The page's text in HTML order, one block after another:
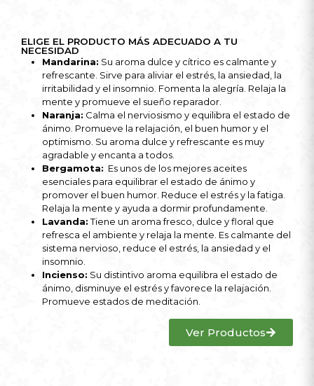
ELIGE EL PRODUCTO MÁS ADECUADO A TU
NECESIDAD
Mandarina: Su aroma dulce y cítrico es calmante y
refrescante. Sirve para aliviar el estrés, la ansiedad, la
irritabilidad y el insomnio. Fomenta la alegría. Relaja la
mente y promueve el sueño reparador.
Naranja: Calma el nerviosismo y equilibra el estado de
ánimo. Promueve la relajación, el buen humor y el
optimismo. Su aroma dulce y refrescante es muy
agradable y encanta a todos.
Bergamota: Es unos de los mejores aceites
esenciales para equilibrar el estado de ánimo y
promover el buen humor. Reduce el estrés y la fatiga.
Relaja la mente y ayuda a dormir profundamente.
Lavanda:Tiene un aroma fresco, dulce y floral que
refresca el ambiente y relaja la mente. Es calmante del
sistema nervioso, reduce el estrés, la ansiedad y el
insomnio.
Incienso: Su distintivo aroma equilibra el estado de
ánimo, disminuye el estrés y favorece la relajación.
Promueve estados de meditación.
Ver Productos